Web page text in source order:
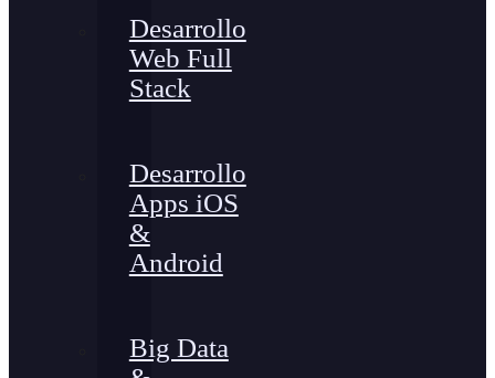
Desarrollo
Web Full
Stack
Desarrollo
Apps iOS
&
Android
Big Data